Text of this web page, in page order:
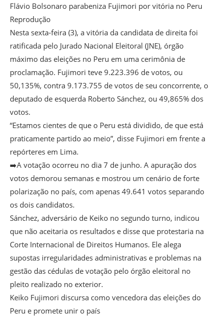
Flávio Bolsonaro parabeniza Fujimori por vitória no Peru
Reprodução
Nesta sexta-feira (3), a vitória da candidata de direita foi
ratificada pelo Jurado Nacional Eleitoral (JNE), órgão
máximo das eleições no Peru em uma cerimônia de
proclamação. Fujimori teve 9.223.396 de votos, ou
50,135%, contra 9.173.755 de votos de seu concorrente, o
deputado de esquerda Roberto Sánchez, ou 49,865% dos
votos.
“Estamos cientes de que o Peru está dividido, de que está
praticamente partido ao meio”, disse Fujimori em frente a
repórteres em Lima.
➡️A votação ocorreu no dia 7 de junho. A apuração dos
votos demorou semanas e mostrou um cenário de forte
polarização no país, com apenas 49.641 votos separando
os dois candidatos.
Sánchez, adversário de Keiko no segundo turno, indicou
que não aceitaria os resultados e disse que protestaria na
Corte Internacional de Direitos Humanos. Ele alega
supostas irregularidades administrativas e problemas na
gestão das cédulas de votação pelo órgão eleitoral no
pleito realizado no exterior.
Keiko Fujimori discursa como vencedora das eleições do
Peru e promete unir o país